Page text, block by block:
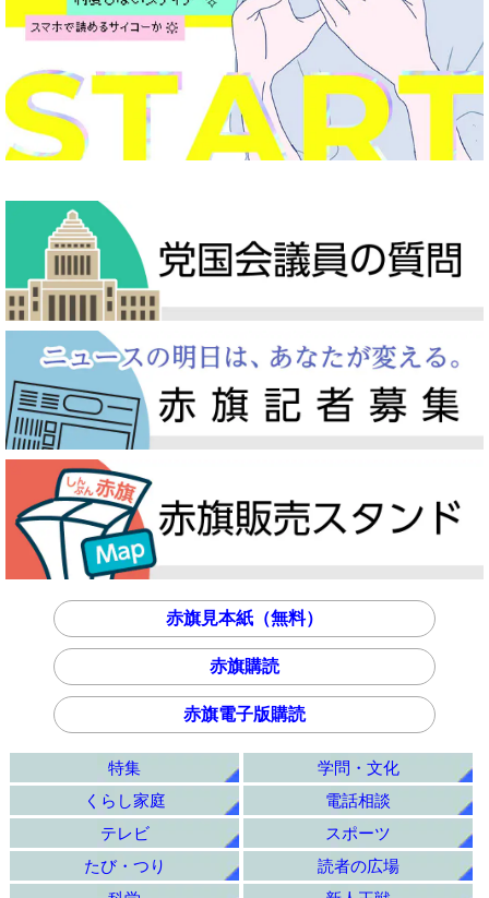
赤旗見本紙（無料）
赤旗購読
赤旗電子版購読
特集
学問・文化
くらし家庭
電話相談
テレビ
スポーツ
たび・つり
読者の広場